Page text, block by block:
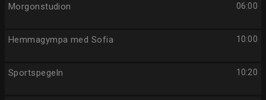
06:00
Morgonstudion
10:00
Hemmagympa med Sofia
10:20
Sportspegeln